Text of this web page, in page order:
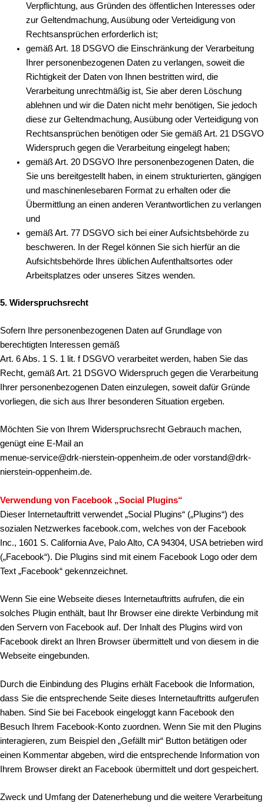
Verpflichtung, aus Gründen des öffentlichen Interesses oder
zur Geltendmachung, Ausübung oder Verteidigung von
Rechtsansprüchen erforderlich ist;
gemäß Art. 18 DSGVO die Einschränkung der Verarbeitung
Ihrer personenbezogenen Daten zu verlangen, soweit die
Richtigkeit der Daten von Ihnen bestritten wird, die
Verarbeitung unrechtmäßig ist, Sie aber deren Löschung
ablehnen und wir die Daten nicht mehr benötigen, Sie jedoch
diese zur Geltendmachung, Ausübung oder Verteidigung von
Rechtsansprüchen benötigen oder Sie gemäß Art. 21 DSGVO
Widerspruch gegen die Verarbeitung eingelegt haben;
gemäß Art. 20 DSGVO Ihre personenbezogenen Daten, die
Sie uns bereitgestellt haben, in einem strukturierten, gängigen
und maschinenlesebaren Format zu erhalten oder die
Übermittlung an einen anderen Verantwortlichen zu verlangen
und
gemäß Art. 77 DSGVO sich bei einer Aufsichtsbehörde zu
beschweren. In der Regel können Sie sich hierfür an die
Aufsichtsbehörde Ihres üblichen Aufenthaltsortes oder
Arbeitsplatzes oder unseres Sitzes wenden.
5. Widerspruchsrecht
Sofern Ihre personenbezogenen Daten auf Grundlage von
berechtigten Interessen gemäß
Art. 6 Abs. 1 S. 1 lit. f DSGVO verarbeitet werden, haben Sie das
Recht, gemäß Art. 21 DSGVO Widerspruch gegen die Verarbeitung
Ihrer personenbezogenen Daten einzulegen, soweit dafür Gründe
vorliegen, die sich aus Ihrer besonderen Situation ergeben.
Möchten Sie von Ihrem Widerspruchsrecht Gebrauch machen,
genügt eine E-Mail an
menue-service@drk-nierstein-oppenheim.de oder vorstand@drk-
nierstein-oppenheim.de.
Verwendung von Facebook „Social Plugins“
Dieser Internetauftritt verwendet „Social Plugins“ („Plugins“) des
sozialen Netzwerkes facebook.com, welches von der Facebook
Inc., 1601 S. California Ave, Palo Alto, CA 94304, USA betrieben wird
(„Facebook“). Die Plugins sind mit einem Facebook Logo oder dem
Text „Facebook“ gekennzeichnet.
Wenn Sie eine Webseite dieses Internetauftritts aufrufen, die ein
solches Plugin enthält, baut Ihr Browser eine direkte Verbindung mit
den Servern von Facebook auf. Der Inhalt des Plugins wird von
Facebook direkt an Ihren Browser übermittelt und von diesem in die
Webseite eingebunden.
Durch die Einbindung des Plugins erhält Facebook die Information,
dass Sie die entsprechende Seite dieses Internetauftritts aufgerufen
haben. Sind Sie bei Facebook eingeloggt kann Facebook den
Besuch Ihrem Facebook-Konto zuordnen. Wenn Sie mit den Plugins
interagieren, zum Beispiel den „Gefällt mir“ Button betätigen oder
einen Kommentar abgeben, wird die entsprechende Information von
Ihrem Browser direkt an Facebook übermittelt und dort gespeichert.
Zweck und Umfang der Datenerhebung und die weitere Verarbeitung